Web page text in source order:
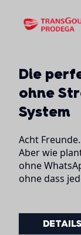
Die
ohne
System
Acht
Aber wie
ohne
ohne dass